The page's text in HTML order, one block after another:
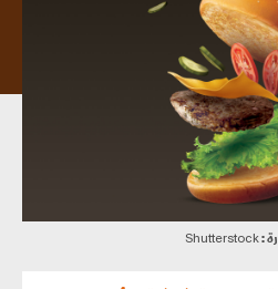
:
Shutterstock